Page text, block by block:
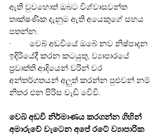
ඇති වුවහොත් ඔබට විශ්වාසවන්ත
තාක්ෂණික දැනුම ඇති අයෙකුගේ සහය
පතන්න.
·         වෙබ් අඩවියේ ඔබේ නව නිෂ්පාදන
ඉදිරියේදී කරන කටයුතු, ව්‍යාපාරයේ
ප්‍රවෘත්ති ආදියෙන් වරින් වර
අන්තර්ගතයන් අලුත් කරන්න පුළුවන් නම්
නිතර එන පිරිස වැඩි වෙිවි.
වෙබ් අඩවි නිර්මාණය කරගන්න ගිහින්
අමාරුවේ වැටෙන අපේ රටේ ව්‍යාපාරික